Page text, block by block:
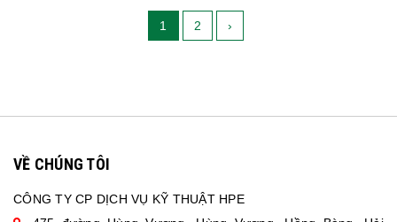
1 2 ›
VỀ CHÚNG TÔI
CÔNG TY CP DỊCH VỤ KỸ THUẬT HPE